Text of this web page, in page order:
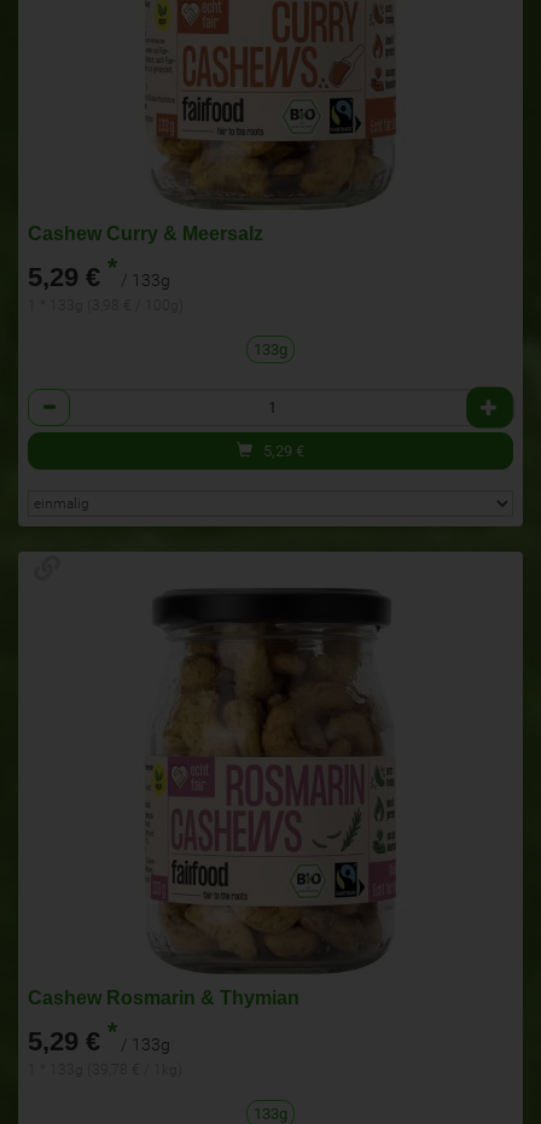
Cashew Curry & Meersalz
5,29 € * / 133g
133g
Anzahl
5,29 €
Cashew Rosmarin & Thymian
5,29 € * / 133g
133g